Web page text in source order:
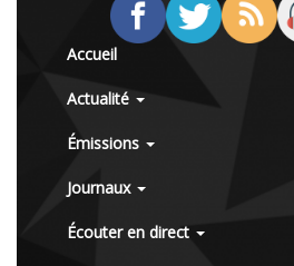
Accueil
Actualité
Émissions
Journaux
Écouter en direct